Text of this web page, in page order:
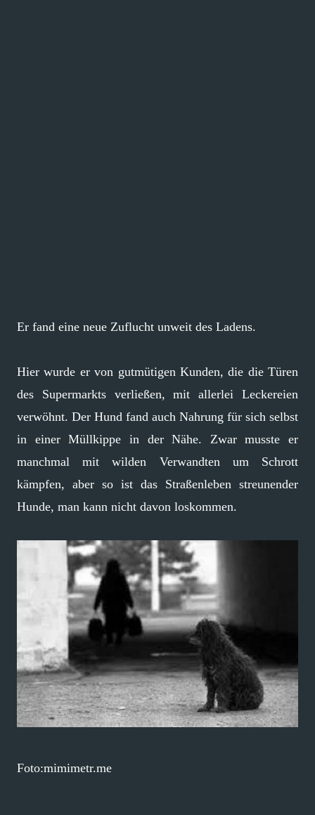
Er fand eine neue Zuflucht unweit des Ladens.
Hier wurde er von gutmütigen Kunden, die die Türen
des Supermarkts verließen, mit allerlei Leckereien
verwöhnt. Der Hund fand auch Nahrung für sich selbst
in einer Müllkippe in der Nähe. Zwar musste er
manchmal mit wilden Verwandten um Schrott
kämpfen, aber so ist das Straßenleben streunender
Hunde, man kann nicht davon loskommen.
Foto:mimimetr.me